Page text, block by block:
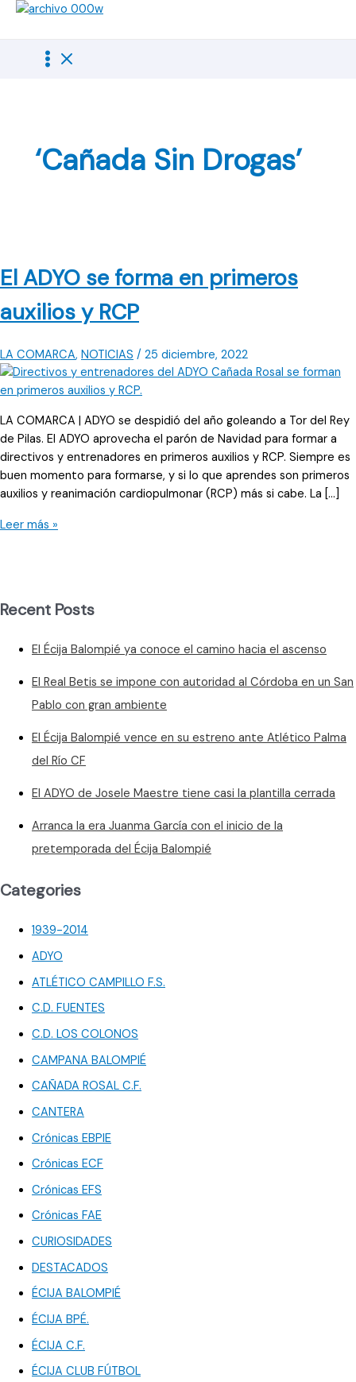
‘Cañada Sin Drogas’
El ADYO se forma en primeros
auxilios y RCP
LA COMARCA, NOTICIAS / 25 diciembre, 2022
LA COMARCA | ADYO se despidió del año goleando a Tor del Rey
de Pilas. El ADYO aprovecha el parón de Navidad para formar a
directivos y entrenadores en primeros auxilios y RCP. Siempre es
buen momento para formarse, y si lo que aprendes son primeros
auxilios y reanimación cardiopulmonar (RCP) más si cabe. La […]
El
primeros
Leer más »
Recent Posts
El Écija Balompié ya conoce el camino hacia el ascenso
El Real Betis se impone con autoridad al Córdoba en un San
Pablo con gran ambiente
El Écija Balompié vence en su estreno ante Atlético Palma
del Río CF
El ADYO de Josele Maestre tiene casi la plantilla cerrada
Arranca la era Juanma García con el inicio de la
pretemporada del Écija Balompié
Categories
1939-2014
ADYO
ATLÉTICO CAMPILLO F.S.
C.D. FUENTES
C.D. LOS COLONOS
CAMPANA BALOMPIÉ
CAÑADA ROSAL C.F.
CANTERA
Crónicas EBPIE
Crónicas ECF
Crónicas EFS
Crónicas FAE
CURIOSIDADES
DESTACADOS
ÉCIJA BALOMPIÉ
ÉCIJA BPÉ.
ÉCIJA C.F.
ÉCIJA CLUB FÚTBOL